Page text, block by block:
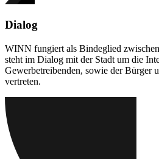
Dialog
WINN fungiert als Bindeglied
steht im Dialog mit der Stadt um die
Gewerbetreibenden, sowie der Bürger
vertreten.